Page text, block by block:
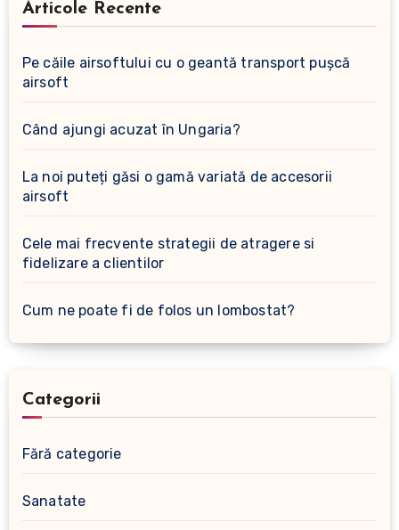
Articole Recente
Pe căile airsoftului cu o geantă transport pușcă
airsoft
Când ajungi acuzat în Ungaria?
La noi puteți găsi o gamă variată de accesorii
airsoft
Cele mai frecvente strategii de atragere si
fidelizare a clientilor
Cum ne poate fi de folos un lombostat?
Categorii
Fără categorie
Sanatate